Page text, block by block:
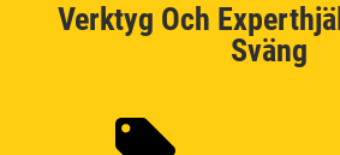
Verktyg Och
Sväng